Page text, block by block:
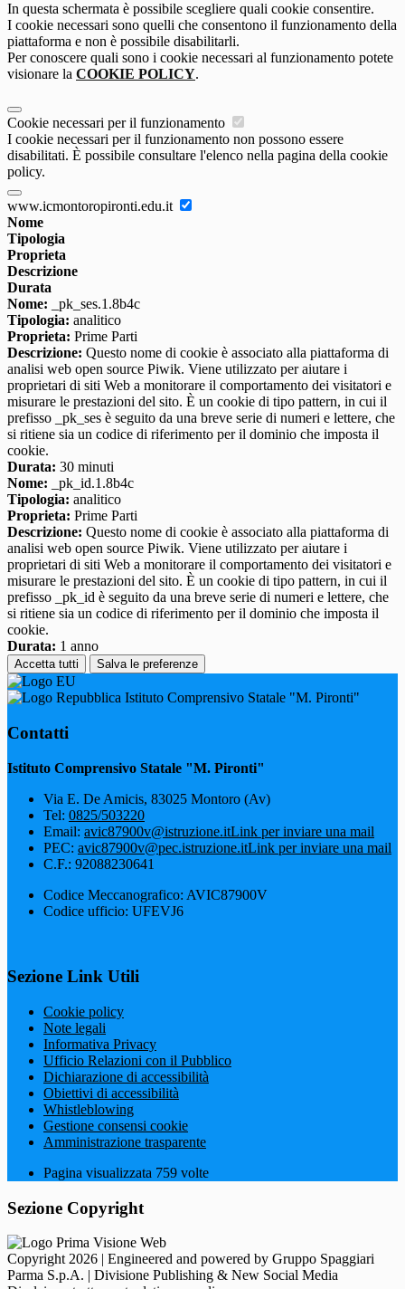
In questa schermata è possibile scegliere quali cookie consentire.
I cookie necessari sono quelli che consentono il funzionamento della
piattaforma e non è possibile disabilitarli.
Per conoscere quali sono i cookie necessari al funzionamento potete
visionare la COOKIE POLICY.
Cookie necessari per il funzionamento
I cookie necessari per il funzionamento non possono essere
disabilitati. È possibile consultare l'elenco nella pagina della cookie
policy.
www.icmontoropironti.edu.it
Nome
Tipologia
Proprieta
Descrizione
Durata
Nome: _pk_ses.1.8b4c
Tipologia: analitico
Proprieta: Prime Parti
Descrizione: Questo nome di cookie è associato alla piattaforma di
analisi web open source Piwik. Viene utilizzato per aiutare i
proprietari di siti Web a monitorare il comportamento dei visitatori e
misurare le prestazioni del sito. È un cookie di tipo pattern, in cui il
prefisso _pk_ses è seguito da una breve serie di numeri e lettere, che
si ritiene sia un codice di riferimento per il dominio che imposta il
cookie.
Durata: 30 minuti
Nome: _pk_id.1.8b4c
Tipologia: analitico
Proprieta: Prime Parti
Descrizione: Questo nome di cookie è associato alla piattaforma di
analisi web open source Piwik. Viene utilizzato per aiutare i
proprietari di siti Web a monitorare il comportamento dei visitatori e
misurare le prestazioni del sito. È un cookie di tipo pattern, in cui il
prefisso _pk_id è seguito da una breve serie di numeri e lettere, che
si ritiene sia un codice di riferimento per il dominio che imposta il
cookie.
Durata: 1 anno
Accetta tutti Salva le preferenze
Istituto Comprensivo Statale "M. Pironti"
Contatti
Istituto Comprensivo Statale "M. Pironti"
Via E. De Amicis, 83025 Montoro (Av)
Tel: 0825/503220
Email: avic87900v@istruzione.itLink per inviare una mail
PEC: avic87900v@pec.istruzione.itLink per inviare una mail
C.F.: 92088230641
Codice Meccanografico: AVIC87900V
Codice ufficio: UFEVJ6
Sezione Link Utili
Cookie policy
Note legali
Informativa Privacy
Ufficio Relazioni con il Pubblico
Dichiarazione di accessibilità
Obiettivi di accessibilità
Whistleblowing
Gestione consensi cookie
Amministrazione trasparente
Pagina visualizzata 759 volte
Sezione Copyright
Copyright 2026 | Engineered and powered by Gruppo Spaggiari
Parma S.p.A. | Divisione Publishing & New Social Media